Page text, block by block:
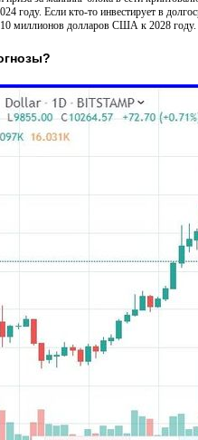
году. Если кто-то инвестирует в
миллионов долларов США к 2028 году.